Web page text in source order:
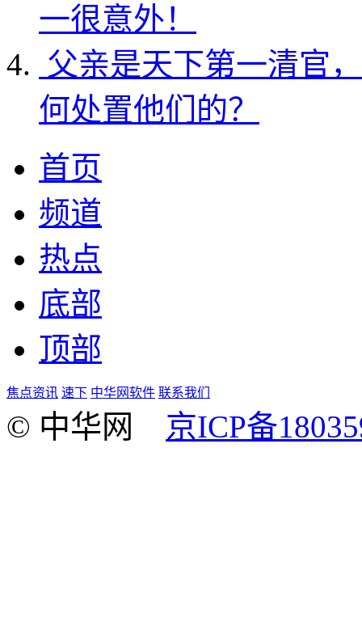
一很意外！
父亲是天下第一清官
何处置他们的？
首页
频道
热点
底部
顶部
焦点资讯 速下 中华网软件 联系我们
© 中华网 京ICP备